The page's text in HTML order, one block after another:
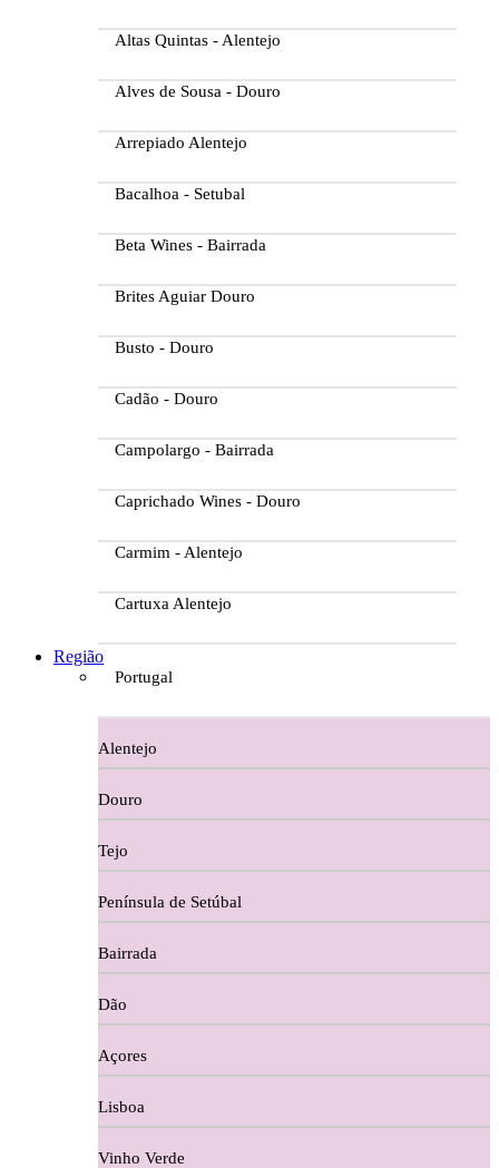
Altas Quintas - Alentejo
Alves de Sousa - Douro
Arrepiado Alentejo
Bacalhoa - Setubal
Beta Wines - Bairrada
Brites Aguiar Douro
Busto - Douro
Cadão - Douro
Campolargo - Bairrada
Caprichado Wines - Douro
Carmim - Alentejo
Cartuxa Alentejo
Casa Dos Migueis Douro
Casa Relvas Alentejo
Caves de São João - Bairrada
Charcutaria
Copos e Decanter
Cortes De Reguengo Douro
Digestivos
Divai - Alentejo
Região
Portugal
Alentejo
Douro
Tejo
Península de Setúbal
Bairrada
Dão
Açores
Lisboa
Vinho Verde